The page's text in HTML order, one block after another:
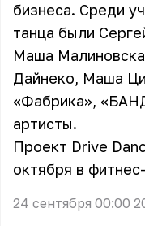
бизнеса. Среди
танца были
Маша
Дайнеко, Маша
«Фабрика»,
артисты.
Проект Drive
октября в
24 сентября 00:00